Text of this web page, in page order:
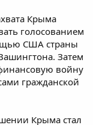
Крыма
голосованием
США страны
Затем
войну
гражданской
Крыма стал